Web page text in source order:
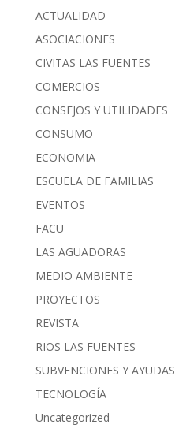
ACTUALIDAD
ASOCIACIONES
CIVITAS LAS FUENTES
COMERCIOS
CONSEJOS Y UTILIDADES
CONSUMO
ECONOMIA
ESCUELA DE FAMILIAS
EVENTOS
FACU
LAS AGUADORAS
MEDIO AMBIENTE
PROYECTOS
REVISTA
RIOS LAS FUENTES
SUBVENCIONES Y AYUDAS
TECNOLOGÍA
Uncategorized